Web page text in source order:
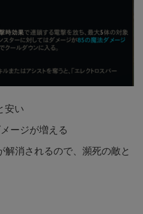
安い
ージが増える
解消されるので、瀕死の敵と